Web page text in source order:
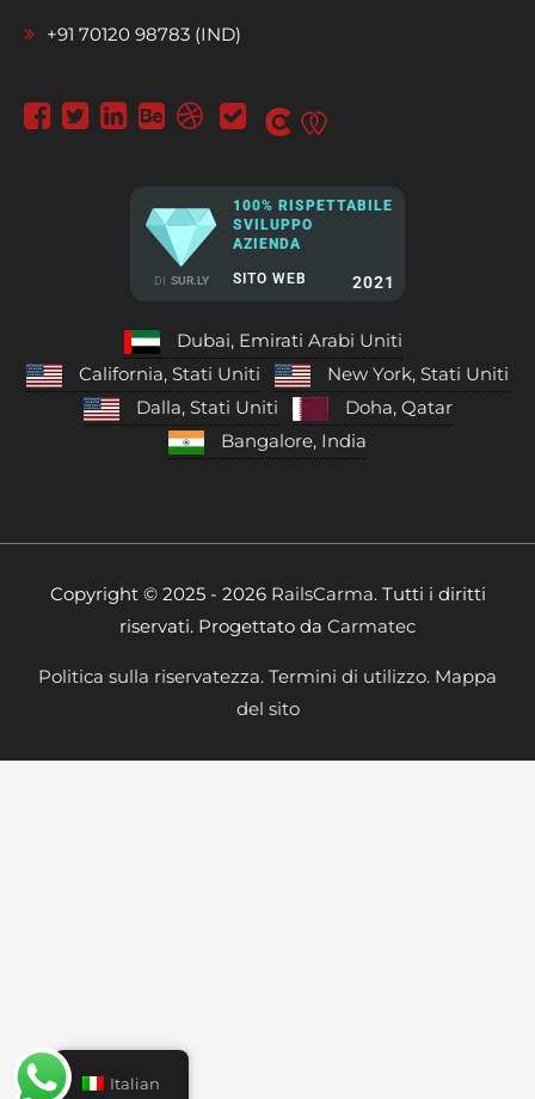
+91 70120 98783 (IND)
DI SUR.LY
100% RISPETTABILE
SVILUPPO
AZIENDA
SITO WEB 2021
Dubai, Emirati Arabi Uniti
California, Stati Uniti
New York, Stati Uniti
Dalla, Stati Uniti
Doha, Qatar
Bangalore, India
Copyright © 2025 - 2026 RailsCarma.Tutti i diritti
riservati. Progettato da Carmatec
Politica sulla riservatezza. Termini di utilizzo. Mappa
del sito
Italian